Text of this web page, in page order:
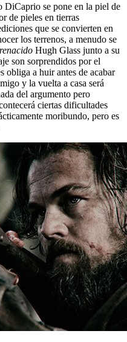
DiCaprio se pone en la piel de
de pieles en tierras
que se convierten en
los terrenos, a menudo se
Hugh Glass junto a su
son sorprendidos por el
obliga a huir antes de acabar
y la vuelta a casa será
del argumento pero
ciertas dificultades
moribundo, pero es